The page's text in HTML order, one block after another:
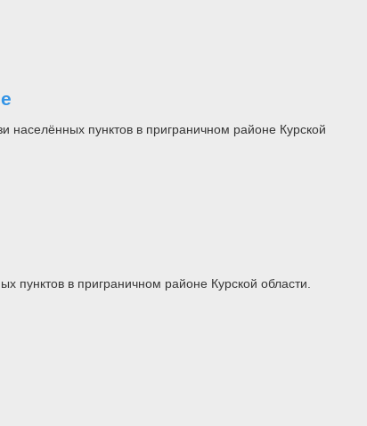
пунктов в приграничном районе Курской
в приграничном районе Курской области.